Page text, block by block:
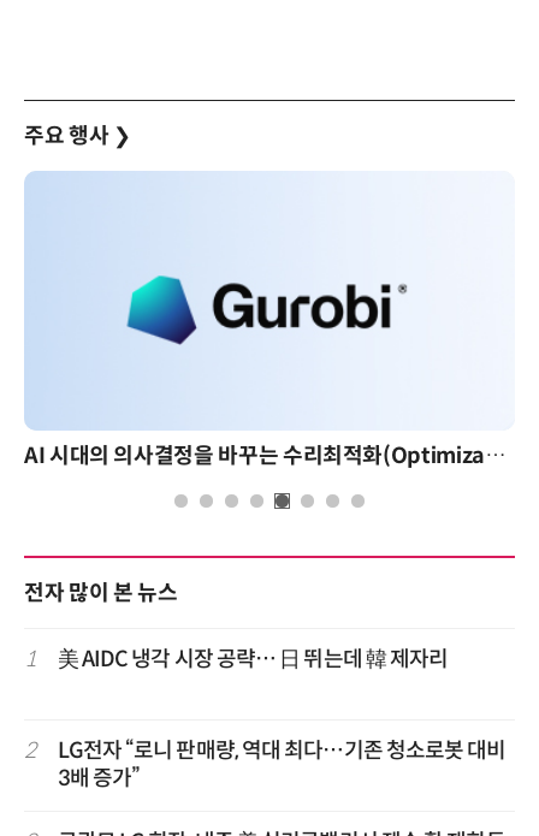
주요 행사 ❯
AI 시대의 의사결정을 바꾸는 수리최적화(Optimization): 실제 산업 적용 사례와 활용 전략
전자 많이 본 뉴스
1 美 AIDC 냉각 시장 공략… 日 뛰는데 韓 제자리
2
LG전자 “로니 판매량, 역대 최다…기존 청소로봇 대비
3배 증가”